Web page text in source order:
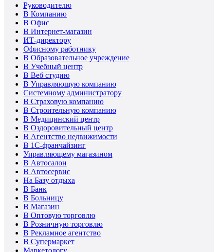
Руководителю
В Компанию
В Офис
В Интернет-магазин
ИТ-директору
Офисному работнику
В Образовательное учреждение
В Учебный центр
В Веб студию
В Управляющую компанию
Системному администратору
В Страховую компанию
В Строительную компанию
В Медицинский центр
В Оздоровительный центр
В Агентство недвижимости
В 1С-франчайзинг
Управляющему магазином
В Автосалон
В Автосервис
На Базу отдыха
В Банк
В Больницу
В Магазин
В Оптовую торговлю
В Розничную торговлю
В Рекламное агентство
В Супермаркет
Маркетологу